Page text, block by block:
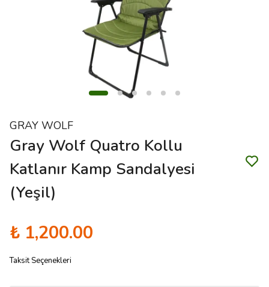
GRAY WOLF
Gray Wolf Quatro Kollu
Katlanır Kamp Sandalyesi
(Yeşil)
₺ 1,200.00
Taksit Seçenekleri